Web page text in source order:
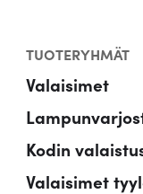
TUOTERYHMÄT
Valaisimet
Kodin
Valaisimet